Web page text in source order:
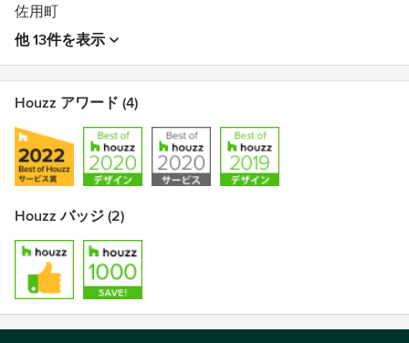
佐用町
他 13件を表示
Houzz アワード (4)
Houzz バッジ (2)